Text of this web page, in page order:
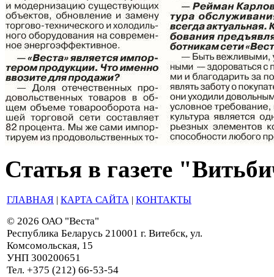
Статья в газете
ГЛАВНАЯ | КАРТА САЙТА | КОНТАКТЫ
© 2026 ОАО "Веста"
Республика Беларусь 210001 г. Витебск, ул.
Комсомольская, 15
УНП 300200651
Тел. +375 (212) 66-53-54